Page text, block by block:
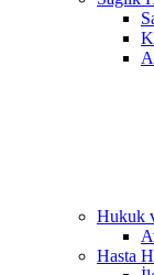
Hukuk
Hasta